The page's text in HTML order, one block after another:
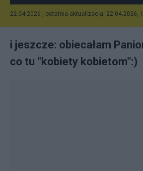
22.04.2026 , ostatnia aktualizacja: 22.04.2026,
i jeszcze: obiecałam
co tu "kobiety kobietom":)